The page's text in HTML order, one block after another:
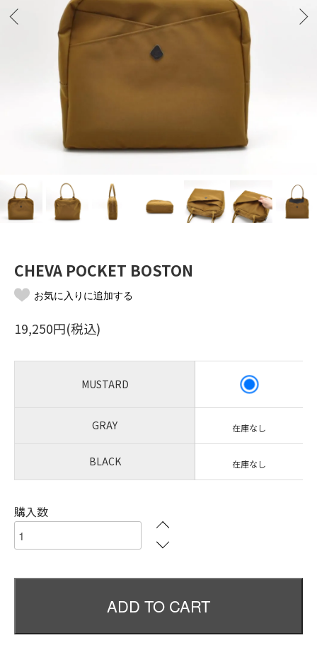
CHEVA POCKET BOSTON
19,250円(税込)
MUSTARD
GRAY 在庫なし
BLACK 在庫なし
購入数
ADD TO CART